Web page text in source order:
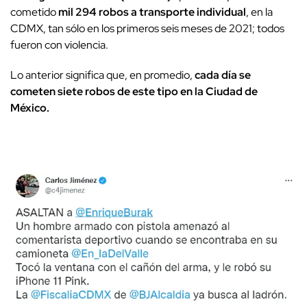
cometidomil 294 robos a transporte individual, en la
CDMX, tan sólo en los primeros seis meses de 2021; todos
fueron con violencia.
Lo anterior significa que, en promedio,cada día se
cometen siete robos de este tipo en la Ciudad de
México.